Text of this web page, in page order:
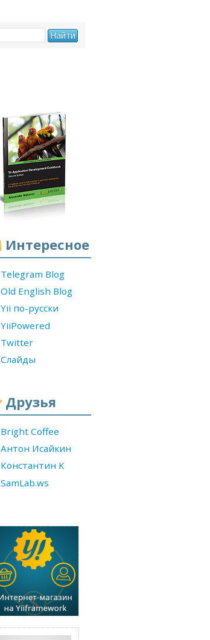
Интересное
Telegram Blog
Old English Blog
Yii по-русски
YiiPowered
Twitter
Слайды
Друзья
Bright Coffee
Антон Исайкин
Константин К
SamLab.ws